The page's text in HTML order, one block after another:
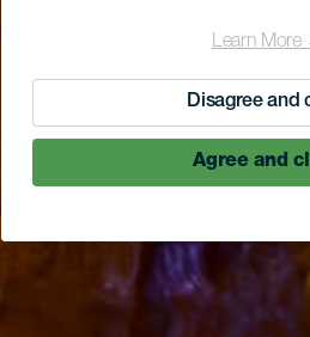
Learn More
Disagree and
Agree and